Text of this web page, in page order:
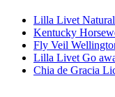
Lilla Livet
Kentucky
Fly Veil
Lilla Livet Go
Chia de Gracia